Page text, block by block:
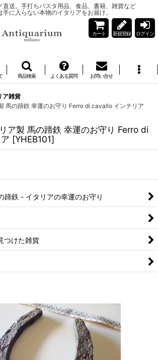
直送。手打ちパスタ用品、食品、書籍、雑貨など
手に入らない本物のイタリアをお届け。
カート 新規登録 ログイン
商品検索 よくある質問 お問い合せ
ア雑貨
馬の蹄鉄 幸運のお守り Ferro di cavallo インテリア
リア製 馬の蹄鉄 幸運のお守り Ferro di
[YHEB101]
蹄鉄 - イタリアの幸運のお守り
つけた雑貨